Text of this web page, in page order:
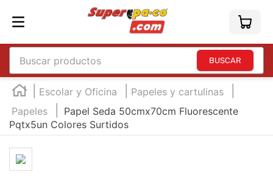
Buscar productos
Escolar y Oficina
Papeles y cartulinas
Papeles
Papel Seda 50cmx70cm Fluorescente
Pqtx5un Colores Surtidos
TÉRMINOS MÁS BUSCADOS
england
2.
marcador e300
3.
4.